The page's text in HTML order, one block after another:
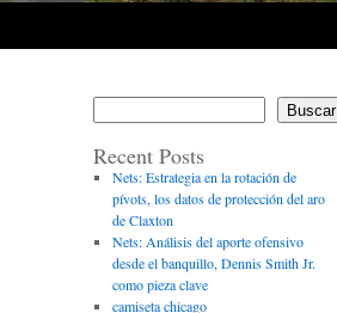
Buscar
Recent Posts
Nets: Estrategia en la rotación de
pívots, los datos de protección del aro
de Claxton
Nets: Análisis del aporte ofensivo
desde el banquillo, Dennis Smith Jr.
como pieza clave
camiseta chicago